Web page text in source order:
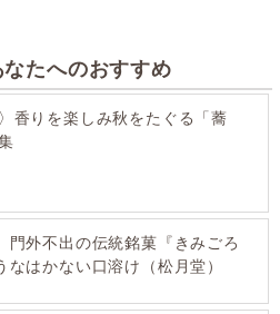
たへのおすすめ
〉香りを楽しみ秋をたぐる「蕎
門外不出の伝統銘菓『きみごろ
なはかない口溶け（松月堂）